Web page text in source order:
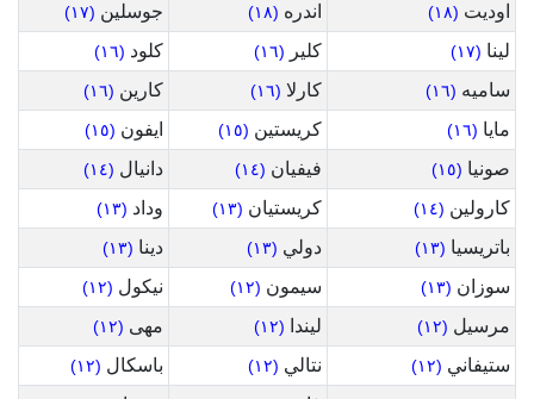
اوديت (١٨) اندره (١٨) جوسلين (١٧)
لينا (١٧) كلير (١٦) كلود (١٦)
ساميه (١٦) كارلا (١٦) كارين (١٦)
مايا (١٦) كريستين (١٥) ايفون (١٥)
صونيا (١٥) فيفيان (١٤) دانيال (١٤)
كارولين (١٤) كريستيان (١٣) وداد (١٣)
باتريسيا (١٣) دولي (١٣) دينا (١٣)
سوزان (١٣) سيمون (١٢) نيكول (١٢)
مرسيل (١٢) ليندا (١٢) مهى (١٢)
ستيفاني (١٢) نتالي (١٢) باسكال (١٢)